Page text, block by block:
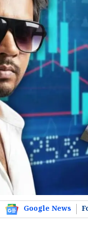
Google News